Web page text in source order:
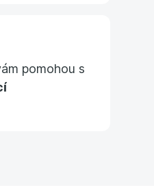
pomohou s